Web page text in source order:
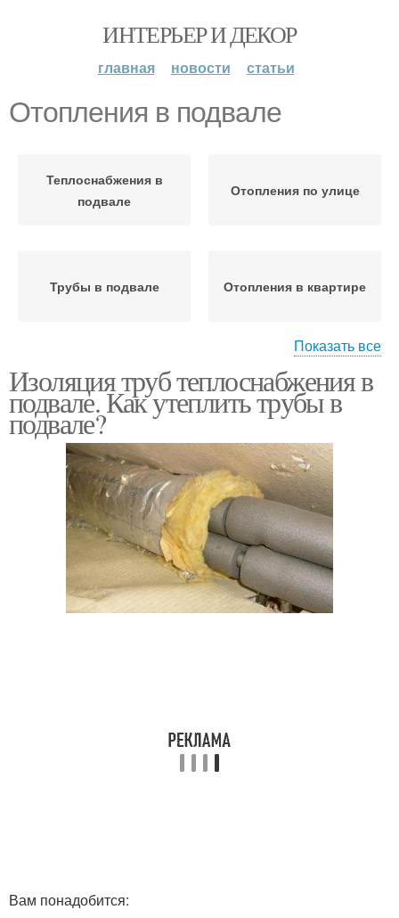
ИНТЕРЬЕР И ДЕКОР
главная новости статьи
Отопления в подвале
Теплоснабжения в
подвале
Отопления по улице
Трубы в подвале Отопления в квартире
Отопления на открытом
воздухе
Показать все
Изоляция труб теплоснабжения в
подвале. Как утеплить трубы в
подвале?
Вам понадобится: